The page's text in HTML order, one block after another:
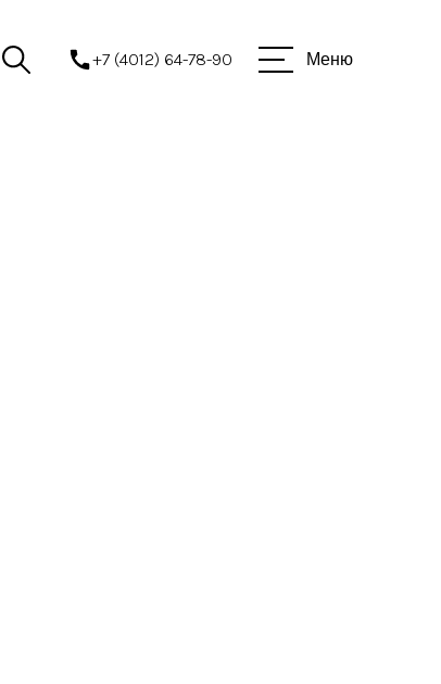
+7 (4012) 64-78-90 Меню